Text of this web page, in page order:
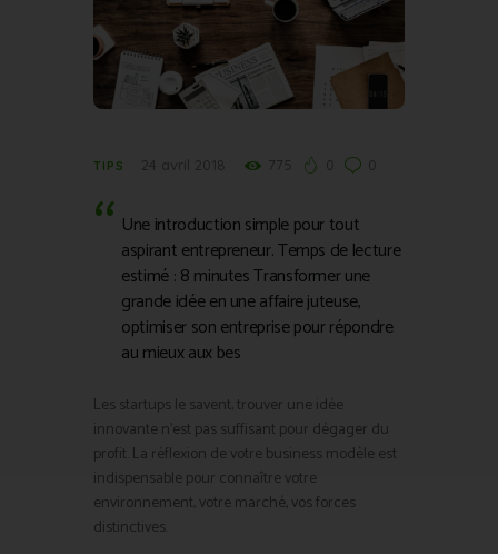
TIPS
Une introduction simple pour tout
aspirant entrepreneur. Temps de lecture
estimé : 8 minutes Transformer une
grande idée en une affaire juteuse,
optimiser son entreprise pour répondre
au mieux aux bes
Les startups le savent, trouver une idée
innovante n’est pas suffisant pour dégager du
profit. La réflexion de votre business modèle est
indispensable pour connaître votre
environnement, votre marché, vos forces
distinctives.